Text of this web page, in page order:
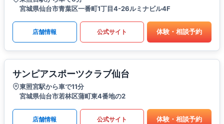
宮城県仙台市青葉区一番町1丁目4-26ルミナビル4F
店舗情報 公式サイト 体験・相談予約
サンピアスポーツクラブ仙台
東照宮駅から車で11分
宮城県仙台市若林区蒲町東4番地の2
店舗情報 公式サイト 体験・相談予約